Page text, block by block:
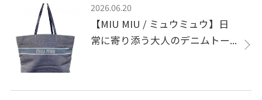
2026.06.20
【MIU MIU / ミュウミュウ】日
常に寄り添う大人のデニムトー...